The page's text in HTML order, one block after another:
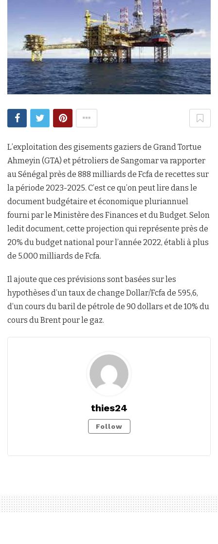
L’exploitation des gisements gaziers de Grand Tortue
Ahmeyin (GTA) et pétroliers de Sangomar va rapporter
au Sénégal près de 888 milliards de Fcfa de recettes sur
la période 2023-2025. C’est ce qu’on peut lire dans le
document budgétaire et économique pluriannuel
fourni par le Ministère des Finances et du Budget. Selon
ledit document, cette projection qui représente près de
20% du budget national pour l’année 2022, établi à plus
de 5.000 milliards de Fcfa.
Il ajoute que ces prévisions sont basées sur les
hypothèses d’un taux de change Dollar/Fcfa de 595,6,
d’un cours du baril de pétrole de 90 dollars et de 10% du
cours du Brent pour le gaz.
thies24
Follow